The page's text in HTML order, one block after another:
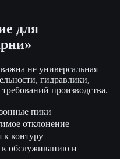
для
не универсальная
гидравлики,
производства.
пики
отклонение
к контуру
к обслуживанию и